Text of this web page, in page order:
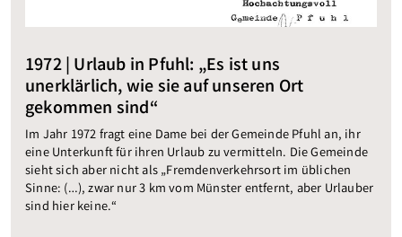
1972 | Urlaub in Pfuhl: „Es ist uns
unerklärlich, wie sie auf unseren Ort
gekommen sind“
Im Jahr 1972 fragt eine Dame bei der Gemeinde Pfuhl an, ihr
eine Unterkunft für ihren Urlaub zu vermitteln. Die Gemeinde
sieht sich aber nicht als „Fremdenverkehrsort im üblichen
Sinne: (…), zwar nur 3 km vom Münster entfernt, aber Urlauber
sind hier keine.“